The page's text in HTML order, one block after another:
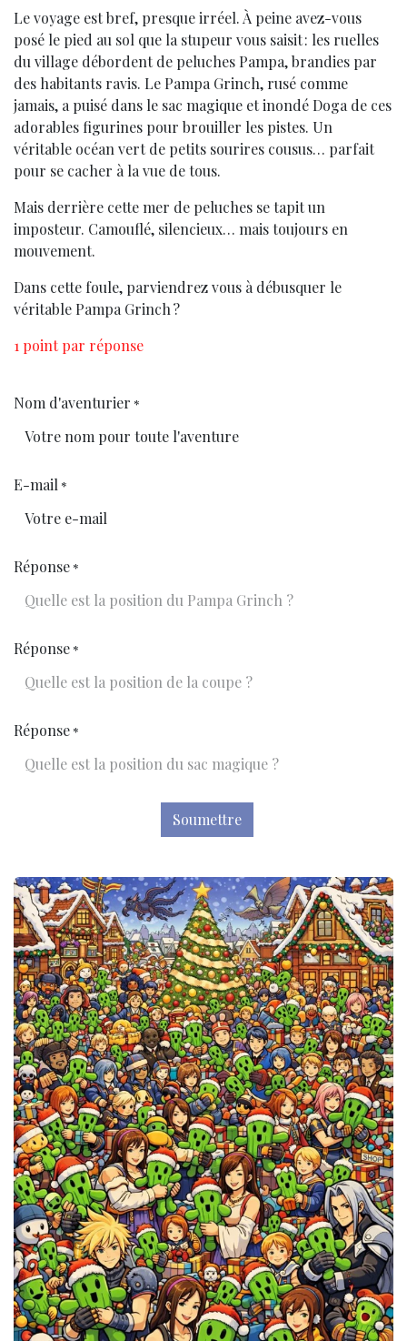
Le voyage est bref, presque irréel. À peine avez-vous
posé le pied au sol que la stupeur vous saisit : les ruelles
du village débordent de peluches Pampa, brandies par
des habitants ravis. Le Pampa Grinch, rusé comme
jamais, a puisé dans le sac magique et inondé Doga de ces
adorables figurines pour brouiller les pistes. Un
véritable océan vert de petits sourires cousus… parfait
pour se cacher à la vue de tous.
Mais derrière cette mer de peluches se tapit un
imposteur. Camouflé, silencieux… mais toujours en
mouvement.
Dans cette foule, parviendrez vous à débusquer le
véritable Pampa Grinch ?
1 point par réponse
Nom d'aventurier *
E-mail *
Réponse *
Réponse *
Réponse *
Soumettre